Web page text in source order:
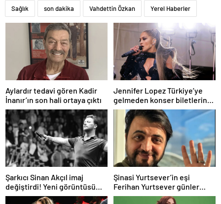
Sağlık son dakika Vahdettin Özkan Yerel Haberler
Aylardır tedavi gören Kadir
İnanır’ın son hali ortaya çıktı
Jennifer Lopez Türkiye’ye
gelmeden konser biletlerine
zam geldi
Şarkıcı Sinan Akçıl imaj
değiştirdi! Yeni görüntüsü
gündem oldu
Şinasi Yurtsever’in eşi
Ferihan Yurtsever günler
sonra paylaşım yaptı